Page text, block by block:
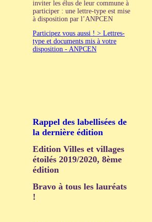
inviter les élus de leur commune à
participer : une lettre-type est mise
à disposition par l’ANPCEN
Participez vous aussi ! > Lettres-
type et documents mis à votre
disposition - ANPCEN
Rappel des labellisées de
la dernière édition
Edition Villes et villages
étoilés 2019/2020, 8ème
édition
Bravo à tous les lauréats
!